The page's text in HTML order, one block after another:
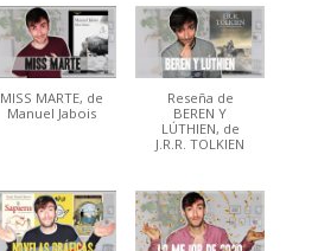
MISS MARTE, de
Manuel Jabois
Reseña de
BEREN Y
LÚTHIEN, de
J.R.R. TOLKIEN